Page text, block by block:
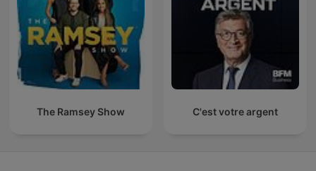
The Ramsey Show C'est votre argent